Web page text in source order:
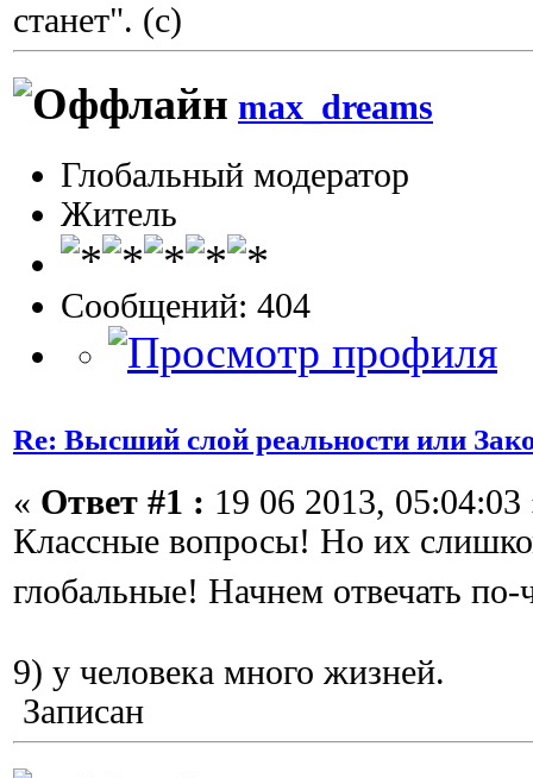
станет". (с)
max_dreams
Глобальный модератор
Житель
Сообщений: 404
Re: Высший слой реальности или
« Ответ #1 : 19 06 2013, 05:04:03
Классные вопросы! Но их
глобальные! Начнем отвечать
9) у человека много жизней.
Записан